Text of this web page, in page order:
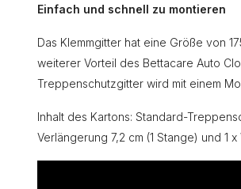
Einfach und schnell zu montieren
Das Klemmgitter hat eine Größe von
weiterer Vorteil des Bettacare Auto
Treppenschutzgitter wird mit einem
Inhalt des Kartons: Standard-
Verlängerung 7,2 cm (1 Stange) und 1